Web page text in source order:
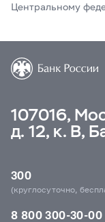
Центральному
107016,
д. 12, к. В,
300
(круглосуточно,
8 800 300-30-00